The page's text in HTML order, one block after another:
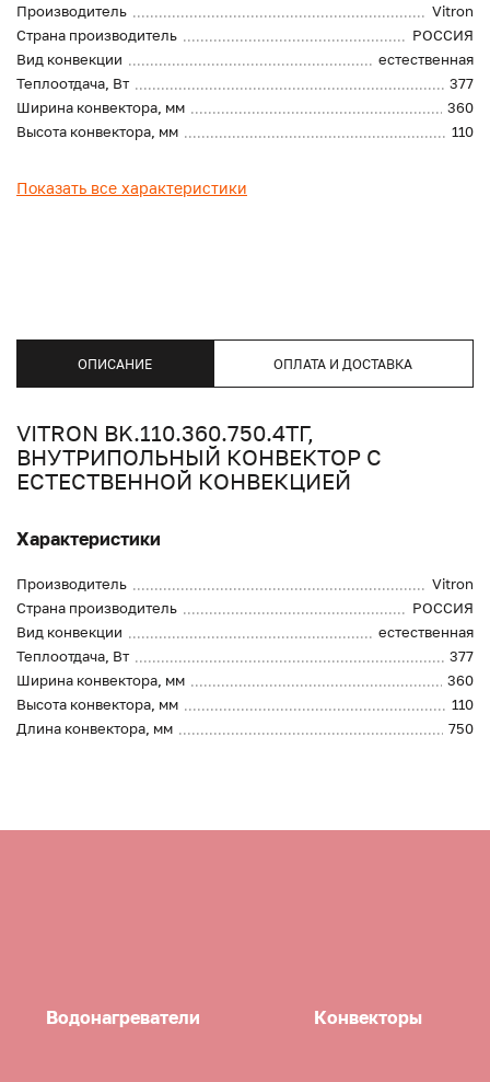
Производитель
Vitron
Страна производитель
РОССИЯ
Вид конвекции
естественная
Теплоотдача, Вт
377
Ширина конвектора, мм
360
Высота конвектора, мм
110
Показать все характеристики
ОПИСАНИЕ ОПЛАТА И ДОСТАВКА
VITRON BK.110.360.750.4ТГ,
ВНУТРИПОЛЬНЫЙ КОНВЕКТОР С
ЕСТЕСТВЕННОЙ КОНВЕКЦИЕЙ
Характеристики
Производитель
Vitron
Страна производитель
РОССИЯ
Вид конвекции
естественная
Теплоотдача, Вт
377
Ширина конвектора, мм
360
Высота конвектора, мм
110
Длина конвектора, мм
750
Водонагреватели Конвекторы